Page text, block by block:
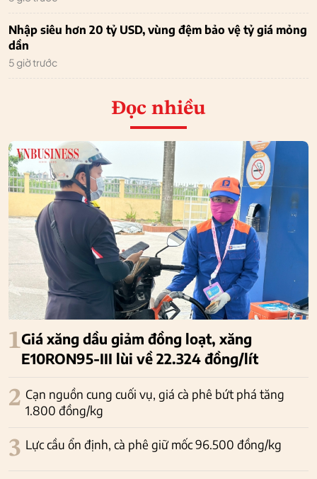
Nhập siêu hơn 20 tỷ USD, vùng đệm bảo vệ tỷ giá mỏng
dần
5 giờ trước
Đọc nhiều
1Giá xăng dầu giảm đồng loạt, xăng
E10RON95-III lùi về 22.324 đồng/lít
2 Cạn nguồn cung cuối vụ, giá cà phê bứt phá tăng
1.800 đồng/kg
3 Lực cầu ổn định, cà phê giữ mốc 96.500 đồng/kg